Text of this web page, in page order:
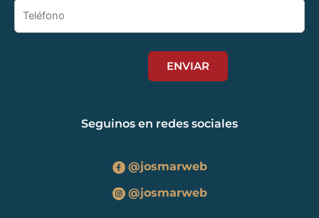
Seguinos en redes sociales
@josmarweb
@josmarweb